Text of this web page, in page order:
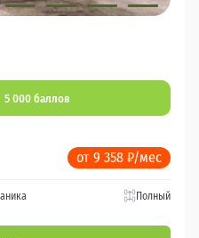
5 000 баллов
от 9 358 ₽/мес
Полный